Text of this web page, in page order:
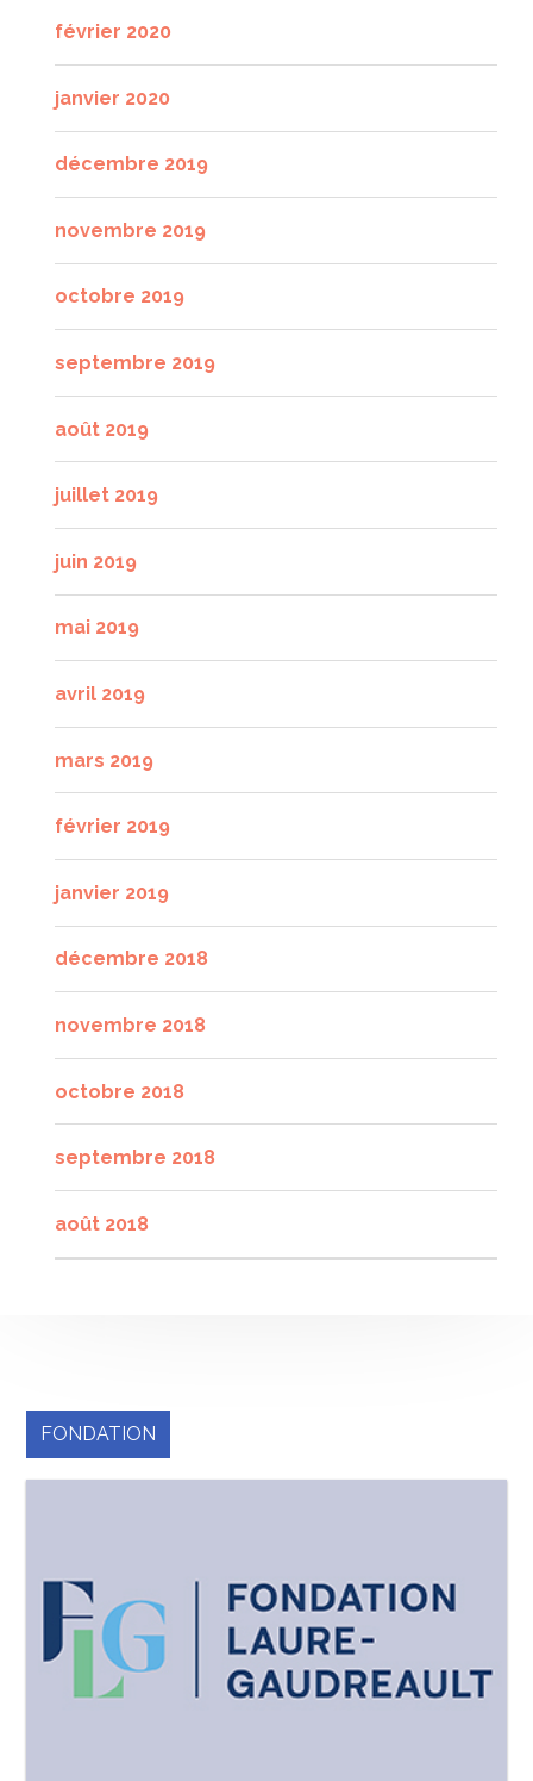
février 2020
janvier 2020
décembre 2019
novembre 2019
octobre 2019
septembre 2019
août 2019
juillet 2019
juin 2019
mai 2019
avril 2019
mars 2019
février 2019
janvier 2019
décembre 2018
novembre 2018
octobre 2018
septembre 2018
août 2018
FONDATION